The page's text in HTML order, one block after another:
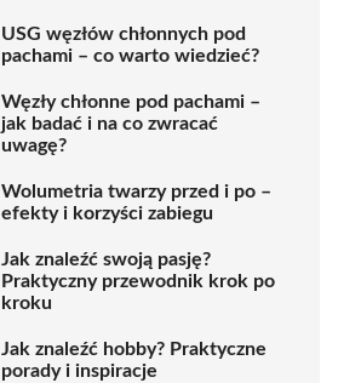
USG węzłów chłonnych pod
pachami – co warto wiedzieć?
Węzły chłonne pod pachami –
jak badać i na co zwracać
uwagę?
Wolumetria twarzy przed i po –
efekty i korzyści zabiegu
Jak znaleźć swoją pasję?
Praktyczny przewodnik krok po
kroku
Jak znaleźć hobby? Praktyczne
porady i inspiracje